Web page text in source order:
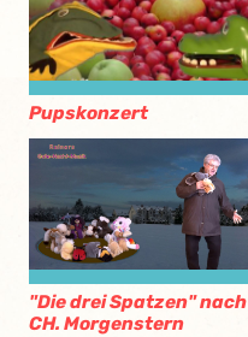
Pupskonzert
"Die drei Spatzen" nach
CH. Morgenstern